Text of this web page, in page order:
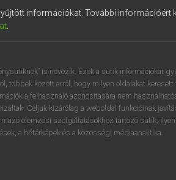
nagyszótár
információkat. További információért
.
is nevezik. Ezek a sütik információkat
többek között arról, hogy milyen oldalakat keresett
a felhasználó azonosítására nem
Céljuk kizárólag a weboldal funkcióinak
elemzési szolgáltatásokhoz tartozó sütik;
a hőtérképek és a közösségi médiaanalitika.
4 5 6 7 8 9
r t z u i
f g h j k l é
c v b n m , .